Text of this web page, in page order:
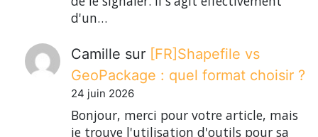
d'un…
Camille sur
[FR]Shapefile vs
GeoPackage : quel format choisir ?
24 juin 2026
Bonjour, merci pour votre article, mais
je trouve l'utilisation d'outils pour sa